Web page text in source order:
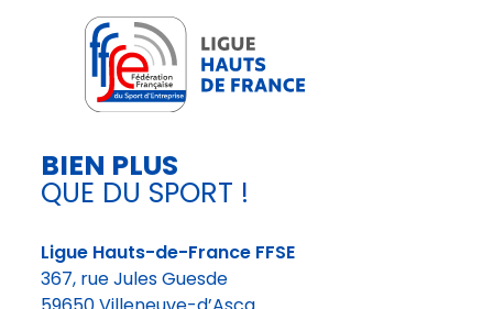
t
e
r
BIEN PLUS
QUE DU SPORT !
Ligue Hauts-de-France FFSE
367, rue Jules Guesde